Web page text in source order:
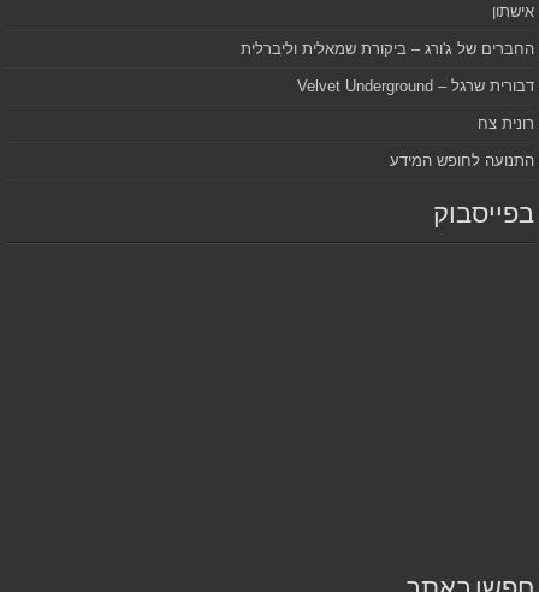
אישתון
החברים של ג'ורג – ביקורת שמאלית וליברלית
דבורית שרגל – Velvet Underground
רונית צח
התנועה לחופש המידע
בפייסבוק